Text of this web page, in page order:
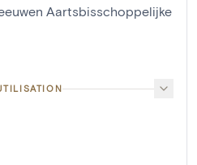
Aartsbisschoppelijke